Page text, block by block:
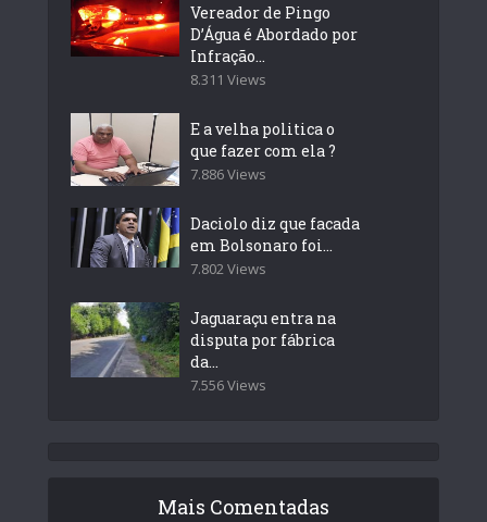
Vereador de Pingo
D’Água é Abordado por
Infração...
8.311 Views
E a velha politica o
que fazer com ela ?
7.886 Views
Daciolo diz que facada
em Bolsonaro foi...
7.802 Views
Jaguaraçu entra na
disputa por fábrica
da...
7.556 Views
Mais Comentadas